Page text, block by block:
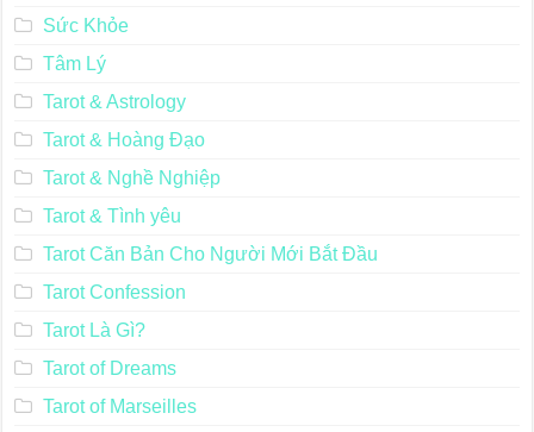
Sức Khỏe
Tâm Lý
Tarot & Astrology
Tarot & Hoàng Đạo
Tarot & Nghề Nghiệp
Tarot & Tình yêu
Tarot Căn Bản Cho Người Mới Bắt Đầu
Tarot Confession
Tarot Là Gì?
Tarot of Dreams
Tarot of Marseilles